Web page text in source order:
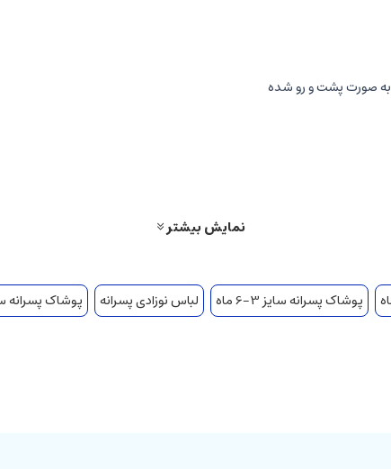
نمایش بیشتر
پوشاک پسرانه سایز 3-6 ماه لباس نوزادی پسرانه پوشاک پسرانه سایز